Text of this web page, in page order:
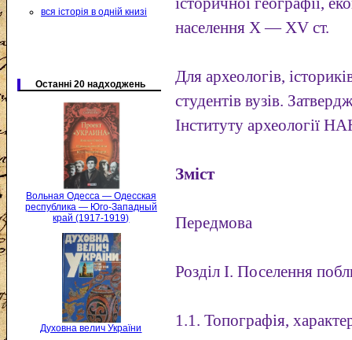
вся історія в одній книзі
Останні 20 надходжень
Вольная Одесса — Одесская
республика — Юго-Западный
край (1917-1919)
Духовна велич України
населення X — XV ст.
Для археологів,
студентів вузів.
Інституту археології
Зміст
Передмова
Розділ І. Поселення
1.1. Топографія,